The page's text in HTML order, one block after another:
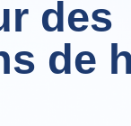
des
de